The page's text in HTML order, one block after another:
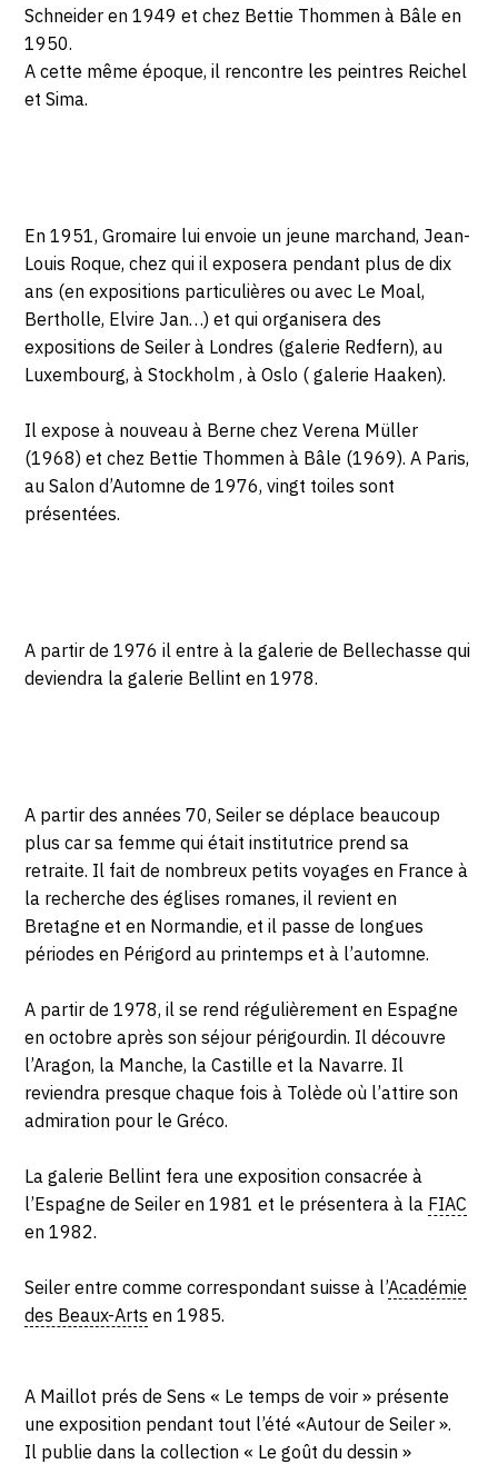
Schneider en 1949 et chez Bettie Thommen à Bâle en
1950.
A cette même époque, il rencontre les peintres Reichel
et Sima.
En 1951, Gromaire lui envoie un jeune marchand, Jean-
Louis Roque, chez qui il exposera pendant plus de dix
ans (en expositions particulières ou avec Le Moal,
Bertholle, Elvire Jan…) et qui organisera des
expositions de Seiler à Londres (galerie Redfern), au
Luxembourg, à Stockholm , à Oslo ( galerie Haaken).
Il expose à nouveau à Berne chez Verena Müller
(1968) et chez Bettie Thommen à Bâle (1969). A Paris,
au Salon d’Automne de 1976, vingt toiles sont
présentées.
A partir de 1976 il entre à la galerie de Bellechasse qui
deviendra la galerie Bellint en 1978.
A partir des années 70, Seiler se déplace beaucoup
plus car sa femme qui était institutrice prend sa
retraite. Il fait de nombreux petits voyages en France à
la recherche des églises romanes, il revient en
Bretagne et en Normandie, et il passe de longues
périodes en Périgord au printemps et à l’automne.
A partir de 1978, il se rend régulièrement en Espagne
en octobre après son séjour périgourdin. Il découvre
l’Aragon, la Manche, la Castille et la Navarre. Il
reviendra presque chaque fois à Tolède où l’attire son
admiration pour le Gréco.
La galerie Bellint fera une exposition consacrée à
l’Espagne de Seiler en 1981 et le présentera à la FIAC
en 1982.
Seiler entre comme correspondant suisse à l’Académie
des Beaux-Arts en 1985.
A Maillot prés de Sens « Le temps de voir » présente
une exposition pendant tout l’été «Autour de Seiler ».
Il publie dans la collection « Le goût du dessin »